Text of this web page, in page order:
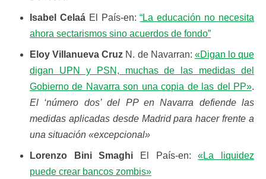
Isabel CelaáEl País-en:“La educación no necesita
ahora sectarismos sino acuerdos de fondo”
Eloy Villanueva Cruz N. de Navarran: «Digan lo que
digan UPN y PSN, muchas de las medidas del
Gobierno de Navarra son una copia de las del PP».
El ‘número dos’ del PP en Navarra defiende las
medidas aplicadas desde Madrid para hacer frente a
una situación «excepcional»
Lorenzo Bini Smaghi El País-en:«La liquidez
puede crear bancos zombis»